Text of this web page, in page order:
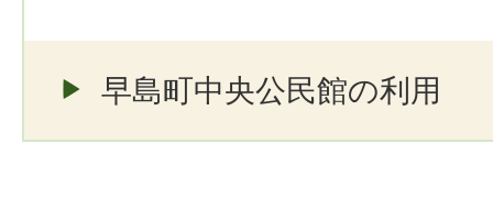
早島町中央公民館の利用